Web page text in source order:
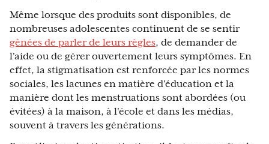
Même lorsque des produits sont disponibles, de
nombreuses adolescentes continuent de se sentir
gênées de parler de leurs règles, de demander de
l'aide ou de gérer ouvertement leurs symptômes. En
effet, la stigmatisation est renforcée par les normes
sociales, les lacunes en matière d'éducation et la
manière dont les menstruations sont abordées (ou
évitées) à la maison, à l'école et dans les médias,
souvent à travers les générations.